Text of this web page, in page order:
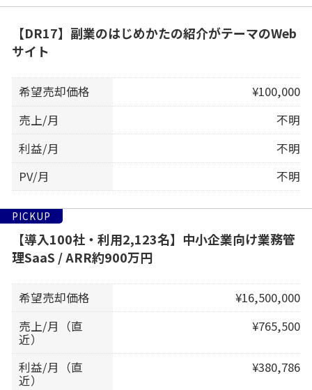
【DR17】副業のはじめかたの紹介がテーマのWeb
サイト
希望売却価格
¥100,000
売上/月
不明
利益/月
不明
PV/月
不明
PICKUP
【導入100社・利用2,123名】中小企業向け業務管
理SaaS / ARR約900万円
希望売却価格
¥16,500,000
売上/月（直
近）
¥765,500
利益/月（直
近）
¥380,786